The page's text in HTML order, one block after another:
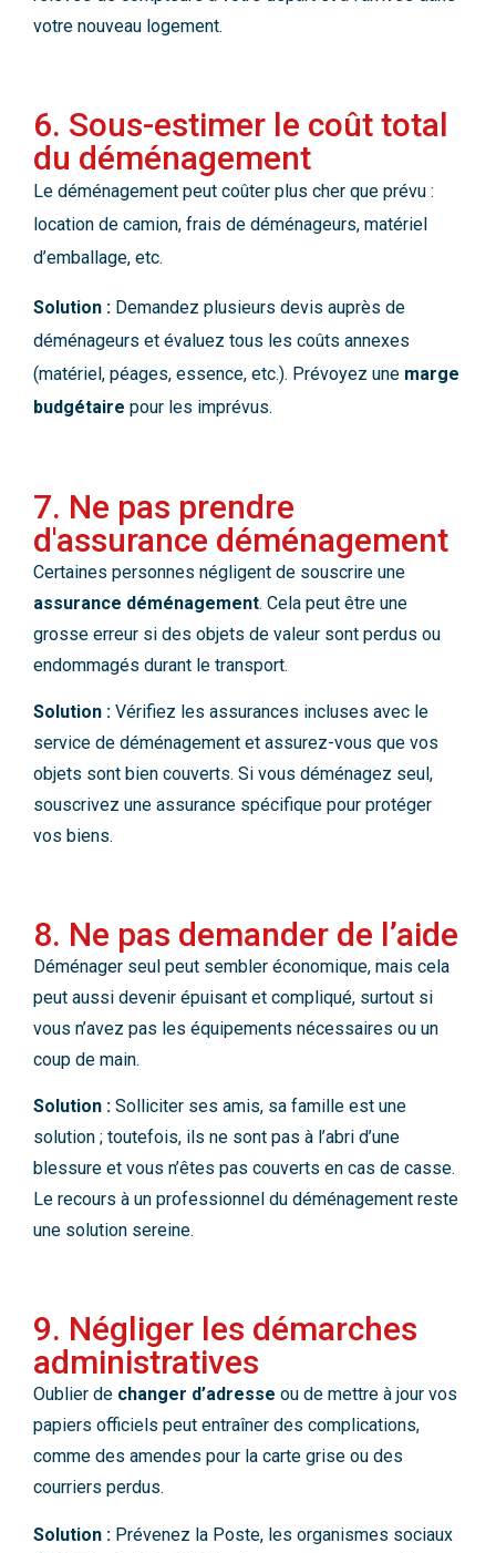
votre nouveau logement.
6. Sous-estimer le coût total
du déménagement
Le déménagement peut coûter plus cher que prévu :
location de camion, frais de déménageurs, matériel
d’emballage, etc.
Solution : Demandez plusieurs devis auprès de
déménageurs et évaluez tous les coûts annexes
(matériel, péages, essence, etc.). Prévoyez une marge
budgétaire pour les imprévus.
7. Ne pas prendre
d'assurance déménagement
Certaines personnes négligent de souscrire une
assurance déménagement. Cela peut être une
grosse erreur si des objets de valeur sont perdus ou
endommagés durant le transport.
Solution : Vérifiez les assurances incluses avec le
service de déménagement et assurez-vous que vos
objets sont bien couverts. Si vous déménagez seul,
souscrivez une assurance spécifique pour protéger
vos biens.
8. Ne pas demander de l’aide
Déménager seul peut sembler économique, mais cela
peut aussi devenir épuisant et compliqué, surtout si
vous n’avez pas les équipements nécessaires ou un
coup de main.
Solution : Solliciter ses amis, sa famille est une
solution ; toutefois, ils ne sont pas à l’abri d’une
blessure et vous n’êtes pas couverts en cas de casse.
Le recours à un professionnel du déménagement reste
une solution sereine.
9. Négliger les démarches
administratives
Oublier de changer d’adresse ou de mettre à jour vos
papiers officiels peut entraîner des complications,
comme des amendes pour la carte grise ou des
courriers perdus.
Solution : Prévenez la Poste, les organismes sociaux